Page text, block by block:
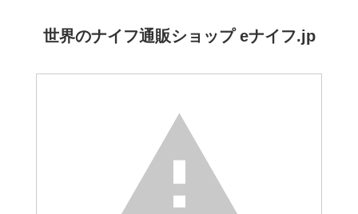
世界のナイフ通販ショップ eナイフ.jp